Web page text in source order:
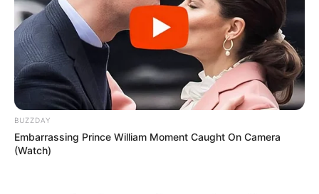
BUZZDAY
Embarrassing Prince William Moment Caught On Camera
(Watch)